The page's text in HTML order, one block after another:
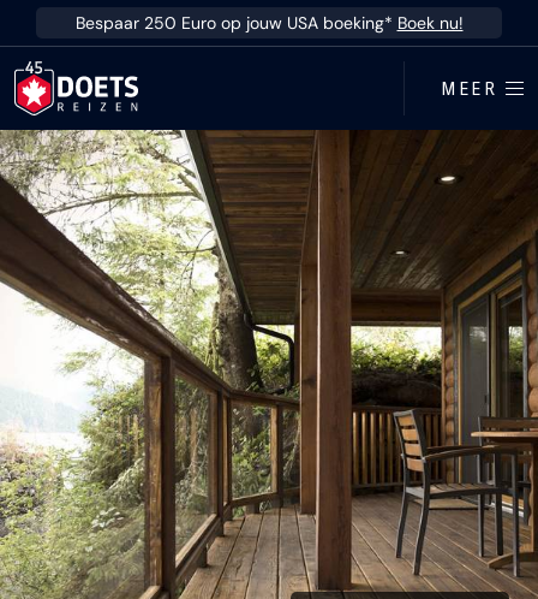
Ga direct naar inhoud
Bespaar 250 Euro op jouw USA boeking* Boek nu!
MEER